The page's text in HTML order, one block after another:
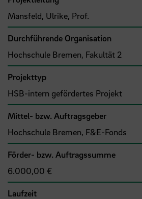
Mansfeld, Ulrike, Prof.
Durchführende Organisation
Hochschule Bremen, Fakultät 2
Projekttyp
HSB-intern gefördertes Projekt
Mittel- bzw. Auftragsgeber
Hochschule Bremen, F&E-Fonds
Förder- bzw. Auftragssumme
6.000,00 €
Laufzeit